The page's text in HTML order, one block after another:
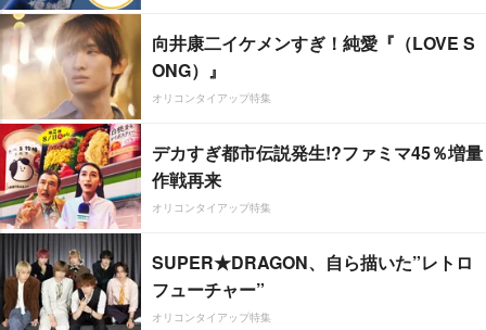
向井康二イケメンすぎ！純愛『（LOVE S
ONG）』
オリコンタイアップ特集
デカすぎ都市伝説発生!?ファミマ45％増量
作戦再来
オリコンタイアップ特集
SUPER★DRAGON、自ら描いた”レトロ
フューチャー”
オリコンタイアップ特集